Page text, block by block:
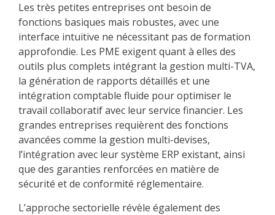
Les très petites entreprises ont besoin de
fonctions basiques mais robustes, avec une
interface intuitive ne nécessitant pas de formation
approfondie. Les PME exigent quant à elles des
outils plus complets intégrant la gestion multi-TVA,
la génération de rapports détaillés et une
intégration comptable fluide pour optimiser le
travail collaboratif avec leur service financier. Les
grandes entreprises requièrent des fonctions
avancées comme la gestion multi-devises,
l’intégration avec leur système ERP existant, ainsi
que des garanties renforcées en matière de
sécurité et de conformité réglementaire.
L’approche sectorielle révèle également des